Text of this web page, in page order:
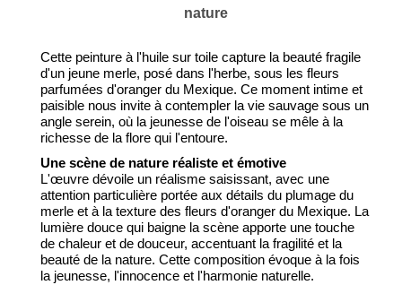
nature
Cette peinture à l'huile sur toile capture la beauté fragile
d'un jeune merle, posé dans l'herbe, sous les fleurs
parfumées d'oranger du Mexique. Ce moment intime et
paisible nous invite à contempler la vie sauvage sous un
angle serein, où la jeunesse de l'oiseau se mêle à la
richesse de la flore qui l'entoure.
Une scène de nature réaliste et émotive
L'œuvre dévoile un réalisme saisissant, avec une
attention particulière portée aux détails du plumage du
merle et à la texture des fleurs d'oranger du Mexique. La
lumière douce qui baigne la scène apporte une touche
de chaleur et de douceur, accentuant la fragilité et la
beauté de la nature. Cette composition évoque à la fois
la jeunesse, l'innocence et l'harmonie naturelle.